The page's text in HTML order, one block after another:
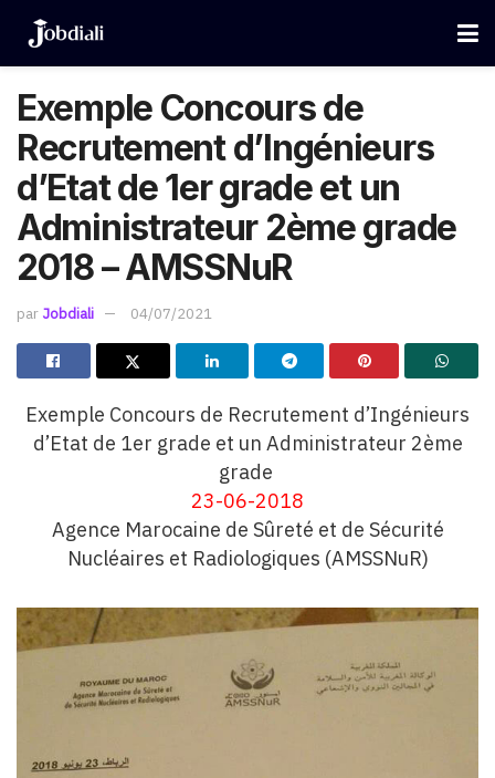
Exemple Concours de
Recrutement d’Ingénieurs
d’Etat de 1er grade et un
Administrateur 2ème grade
2018 – AMSSNuR
par Jobdiali 04/07/2021
Exemple Concours de Recrutement d’Ingénieurs
d’Etat de 1er grade et un Administrateur 2ème
grade
23-06-2018
Agence Marocaine de Sûreté et de Sécurité
Nucléaires et Radiologiques (AMSSNuR)